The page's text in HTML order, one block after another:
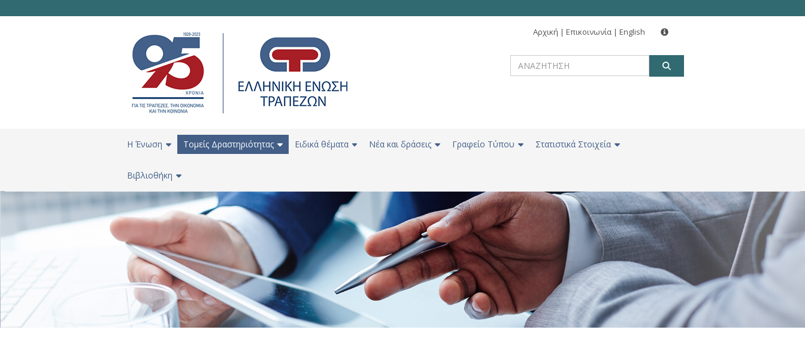
Αρχική | Επικοινωνία | English
H Ένωση Τομείς Δραστηριότητας Ειδικά θέματα Νέα και δράσεις Γραφείο Τύπου Στατιστικά Στοιχεία
Βιβλιοθήκη